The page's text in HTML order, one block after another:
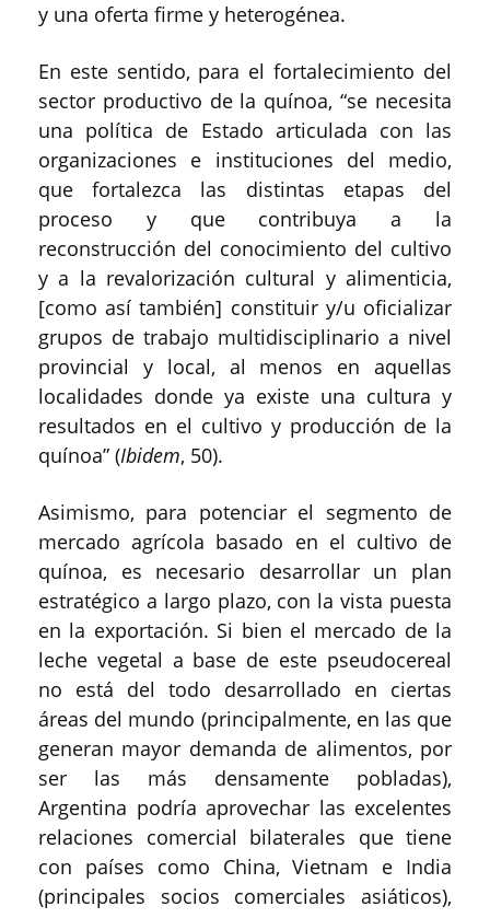
y una oferta firme y heterogénea.
En este sentido, para el fortalecimiento del
sector productivo de la quínoa, “se necesita
una política de Estado articulada con las
organizaciones e instituciones del medio,
que fortalezca las distintas etapas del
proceso y que contribuya a la
reconstrucción del conocimiento del cultivo
y a la revalorización cultural y alimenticia,
[como así también] constituir y/u oficializar
grupos de trabajo multidisciplinario a nivel
provincial y local, al menos en aquellas
localidades donde ya existe una cultura y
resultados en el cultivo y producción de la
quínoa” (Ibidem, 50).
Asimismo, para potenciar el segmento de
mercado agrícola basado en el cultivo de
quínoa, es necesario desarrollar un plan
estratégico a largo plazo, con la vista puesta
en la exportación. Si bien el mercado de la
leche vegetal a base de este pseudocereal
no está del todo desarrollado en ciertas
áreas del mundo (principalmente, en las que
generan mayor demanda de alimentos, por
ser las más densamente pobladas),
Argentina podría aprovechar las excelentes
relaciones comercial bilaterales que tiene
con países como China, Vietnam e India
(principales socios comerciales asiáticos),